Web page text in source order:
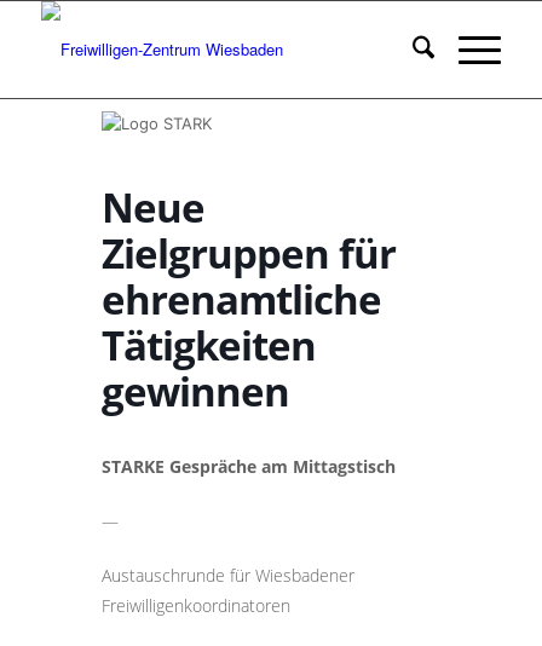
Neue
Zielgruppen für
ehrenamtliche
Tätigkeiten
gewinnen
STARKE Gespräche am Mittagstisch
—
Austauschrunde für Wiesbadener
Freiwilligenkoordinatoren